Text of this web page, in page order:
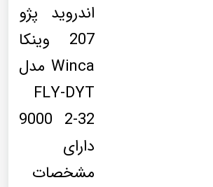
اندروید پژو
207 وینکا
Winca مدل
FLY-DYT
9000 2-32
دارای
مشخصات